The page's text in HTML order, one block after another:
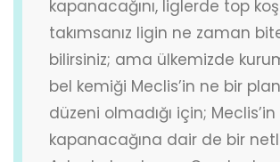
kapanacağını, liglerde top
takımsanız ligin ne zaman
bilirsiniz; ama ülkemizde
bel kemiği Meclis’in ne bir
düzeni olmadığı için;
kapanacağına dair de bir